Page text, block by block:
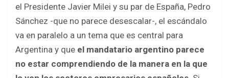
b
o
o
k
er s
A
p
p
e
el Presidente Javier Milei y su par de España, Pedro
Sánchez -que no parece desescalar-, el escándalo
va en paralelo a un tema que es central para
Argentina y que el mandatario argentino parece
no estar comprendiendo de la manera en la que